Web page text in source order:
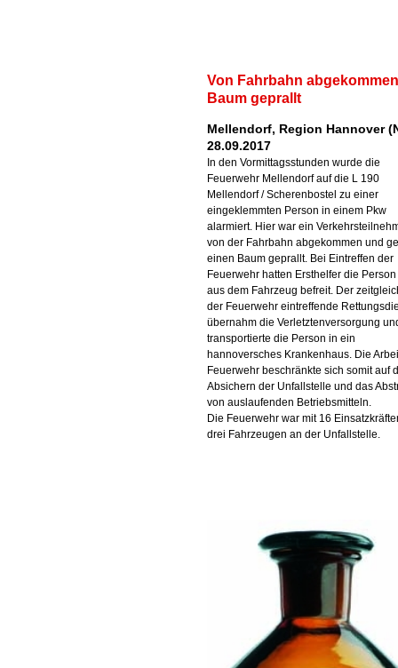
Von Fahrbahn
Baum geprallt
Mellendorf, Region Hannover
28.09.2017
In den Vormittagsstunden wurde die
Feuerwehr Mellendorf auf die L 190
Mellendorf / Scherenbostel zu einer
eingeklemmten Person in einem Pkw
alarmiert. Hier war ein
von der Fahrbahn abgekommen und
einen Baum geprallt. Bei Eintreffen der
Feuerwehr hatten Ersthelfer die
aus dem Fahrzeug befreit. Der
der Feuerwehr eintreffende
übernahm die Verletztenversorgung
transportierte die Person in ein
hannoversches Krankenhaus. Die
Feuerwehr beschränkte sich somit auf
Absichern der Unfallstelle und das
von auslaufenden Betriebsmitteln.
Die Feuerwehr war mit 16
drei Fahrzeugen an der Unfallstelle.